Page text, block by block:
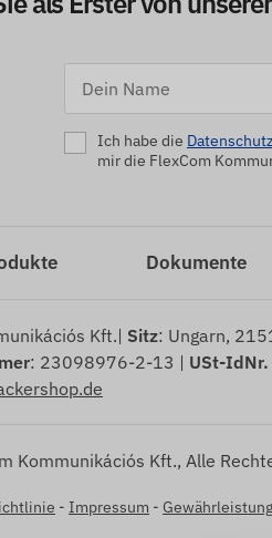
Ich habe die
mir die FlexCom
Dokumente
Kft.| Sitz: Ungarn,
: 23098976-2-13 | USt-IdNr.
Kommunikációs Kft., Alle
- Impressum -